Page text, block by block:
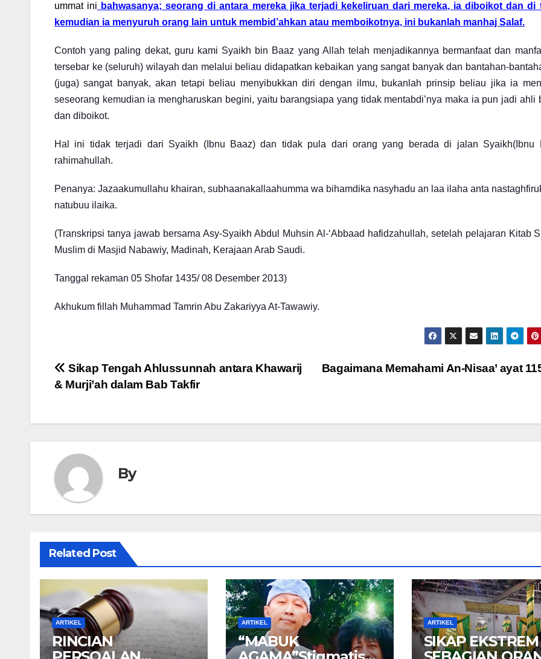
ummat ini bahwasanya; seorang di antara mereka jika terjadi kekeliruan dari mereka, ia diboikot dan di
kemudian ia menyuruh orang lain untuk membid’ahkan atau memboikotnya, ini bukanlah manhaj Salaf.
Contoh yang paling dekat, guru kami Syaikh bin Baaz yang Allah telah menjadikannya bermanfaat dan
tersebar ke (seluruh) wilayah dan melalui beliau didapatkan kebaikan yang sangat banyak dan bantahan-
(juga) sangat banyak, akan tetapi beliau menyibukkan diri dengan ilmu, bukanlah prinsip beliau jika ia
seseorang kemudian ia mengharuskan begini, yaitu barangsiapa yang tidak mentabdi’nya maka ia pun jadi ahli
dan diboikot.
Hal ini tidak terjadi dari Syaikh (Ibnu Baaz) dan tidak pula dari orang yang berada di jalan Syaikh(Ibnu
rahimahullah.
Penanya: Jazaakumullahu khairan, subhaanakallaahumma wa bihamdika nasyhadu an laa ilaha anta
natubuu ilaika.
(Transkripsi tanya jawab bersama Asy-Syaikh Abdul Muhsin Al-‘Abbaad hafidzahullah, setelah pelajaran Kitab
Muslim di Masjid Nabawiy, Madinah, Kerajaan Arab Saudi.
Tanggal rekaman 05 Shofar 1435/ 08 Desember 2013)
Akhukum fillah Muhammad Tamrin Abu Zakariyya At-Tawawiy.
Post
navigation
Bagaimana Memahami An-Nisaa’ ayat
Sikap Tengah Ahlussunnah antara Khawarij
& Murji’ah dalam Bab Takfir
By
Related Post
ARTIKEL
RINCIAN
ARTIKEL
“MABUK
ARTIKEL
SIKAP EKSTREM